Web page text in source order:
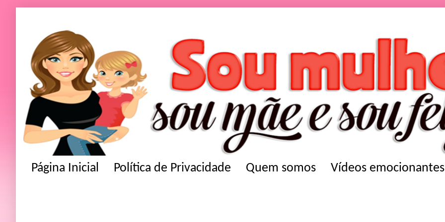
Página Inicial Política de Privacidade Quem somos Vídeos